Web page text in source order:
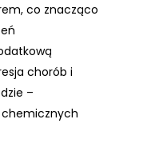
co znacząco
chorób i
–